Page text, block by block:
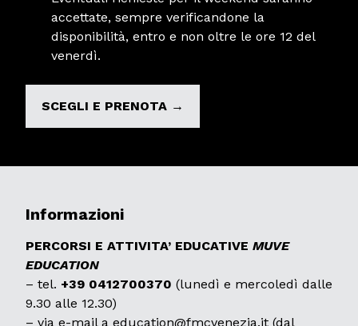
accettate, sempre verificandone la
disponibilità, entro e non oltre le ore 12 del
venerdì.
SCEGLI E PRENOTA →
Informazioni
PERCORSI E ATTIVITA’ EDUCATIVE MUVE
EDUCATION
– tel. +39 0412700370 (lunedì e mercoledì dalle
9.30 alle 12.30)
– via e-mail a education@fmcvenezia.it (dal